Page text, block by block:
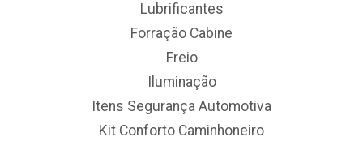
Lubrificantes
Forração Cabine
Freio
Iluminação
Itens Segurança Automotiva
Kit Conforto Caminhoneiro